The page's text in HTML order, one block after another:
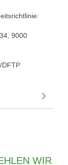
9000
DFTP
WIR